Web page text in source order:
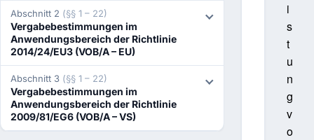
Abschnitt 2 (§§ 1 – 22)
Vergabebestimmungen im
Anwendungsbereich der Richtlinie
2014/24/EU3 (VOB/A – EU)
Abschnitt 3 (§§ 1 – 22)
Vergabebestimmungen im
Anwendungsbereich der Richtlinie
2009/81/EG6 (VOB/A – VS)
i
s
t
u
n
g
v
o